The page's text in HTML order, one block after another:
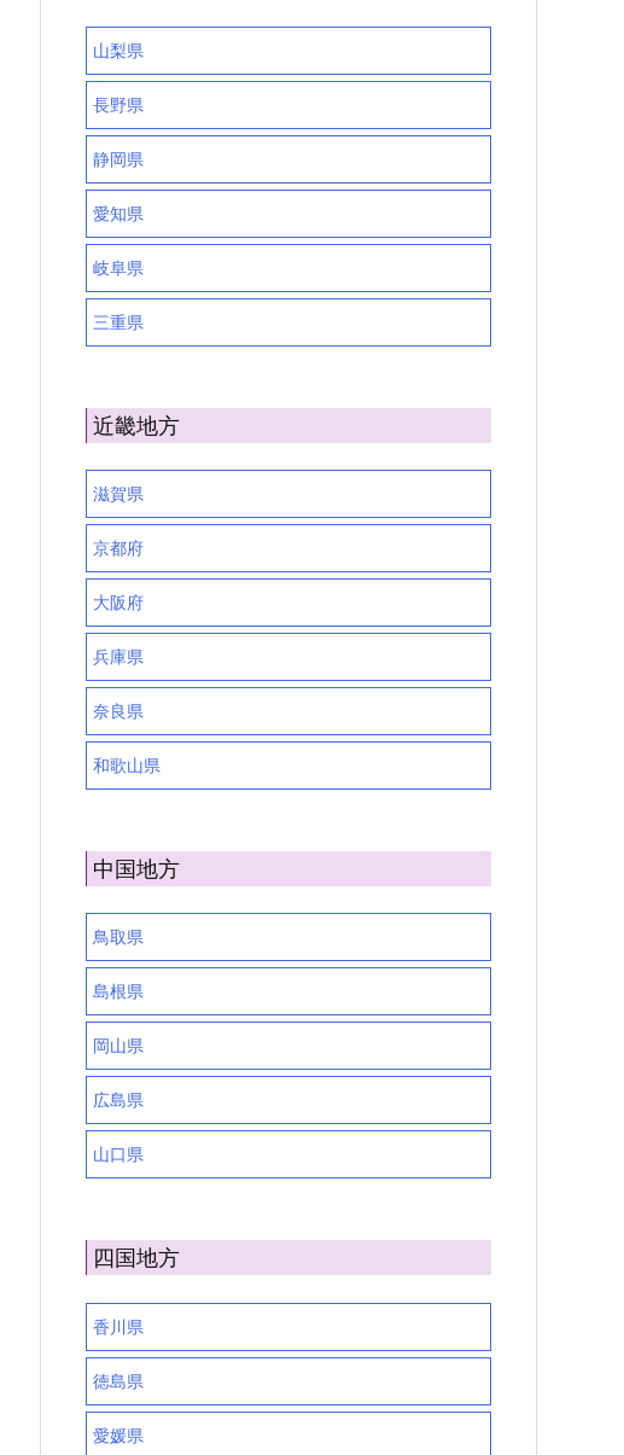
山梨県
長野県
静岡県
愛知県
岐阜県
三重県
近畿地方
滋賀県
京都府
大阪府
兵庫県
奈良県
和歌山県
中国地方
鳥取県
島根県
岡山県
広島県
山口県
四国地方
香川県
徳島県
愛媛県